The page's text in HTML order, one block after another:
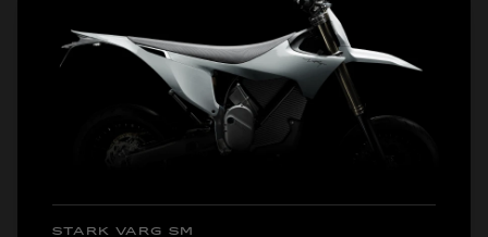
STARK VARG SM